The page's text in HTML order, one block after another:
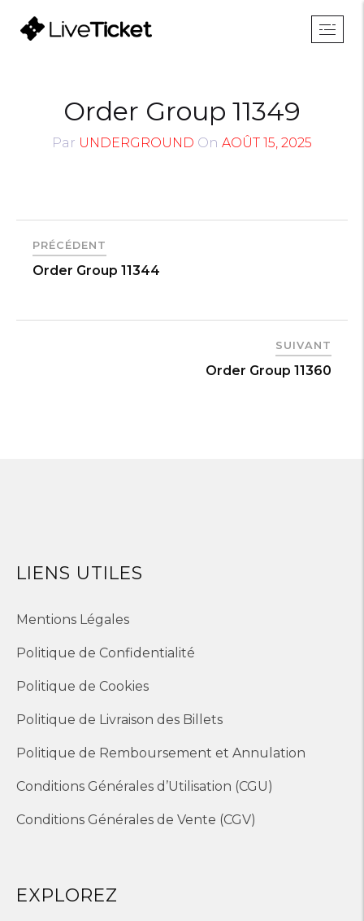
Order Group 11349
Par UNDERGROUND On AOÛT 15, 2025
PRÉCÉDENT
Order Group 11344
SUIVANT
Order Group 11360
LIENS UTILES
Mentions Légales
Politique de Confidentialité
Politique de Cookies
Politique de Livraison des Billets
Politique de Remboursement et Annulation
Conditions Générales d’Utilisation (CGU)
Conditions Générales de Vente (CGV)
EXPLOREZ